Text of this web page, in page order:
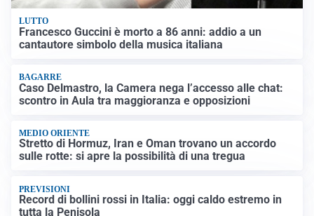
LUTTO
Francesco Guccini è morto a 86 anni: addio a un
cantautore simbolo della musica italiana
BAGARRE
Caso Delmastro, la Camera nega l’accesso alle chat:
scontro in Aula tra maggioranza e opposizioni
MEDIO ORIENTE
Stretto di Hormuz, Iran e Oman trovano un accordo
sulle rotte: si apre la possibilità di una tregua
PREVISIONI
Record di bollini rossi in Italia: oggi caldo estremo in
tutta la Penisola